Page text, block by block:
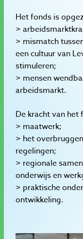
Het fonds is
>
> mismatch
een cultuur van
stimuleren;
> mensen
arbeidsmarkt.
De kracht van
> maatwerk;
> het
regelingen;
> regionale
onderwijs en
> praktische
ontwikkeling.